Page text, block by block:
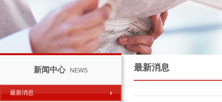
新闻中心 NEWS
最新消息
最新消息